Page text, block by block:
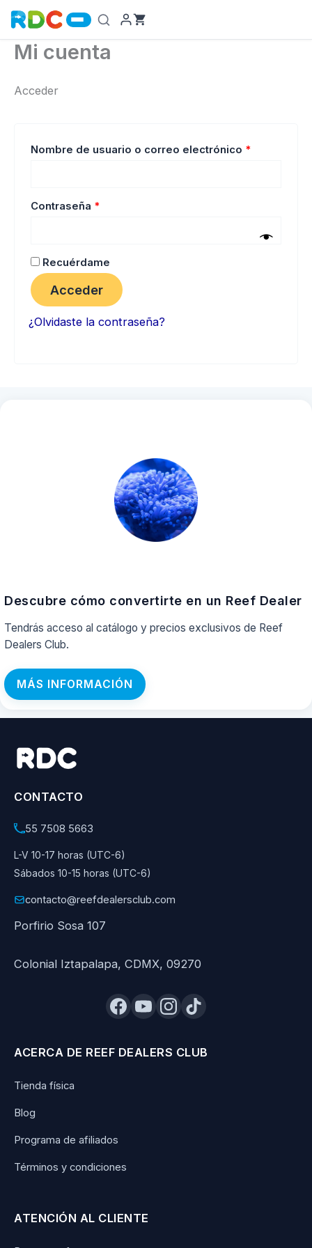
contenido
Mi cuenta
Acceder
Nombre de usuario o correo electrónico *
Contraseña *
Recuérdame
Acceder
¿Olvidaste la contraseña?
Descubre cómo convertirte en un Reef Dealer
Tendrás acceso al catálogo y precios exclusivos de Reef
Dealers Club.
MÁS INFORMACIÓN
CONTACTO
55 7508 5663
L-V 10-17 horas (UTC-6)
Sábados 10-15 horas (UTC-6)
contacto@reefdealersclub.com
Porfirio Sosa 107
Colonial Iztapalapa, CDMX, 09270
ACERCA DE REEF DEALERS CLUB
Tienda física
Blog
Programa de afiliados
Términos y condiciones
ATENCIÓN AL CLIENTE